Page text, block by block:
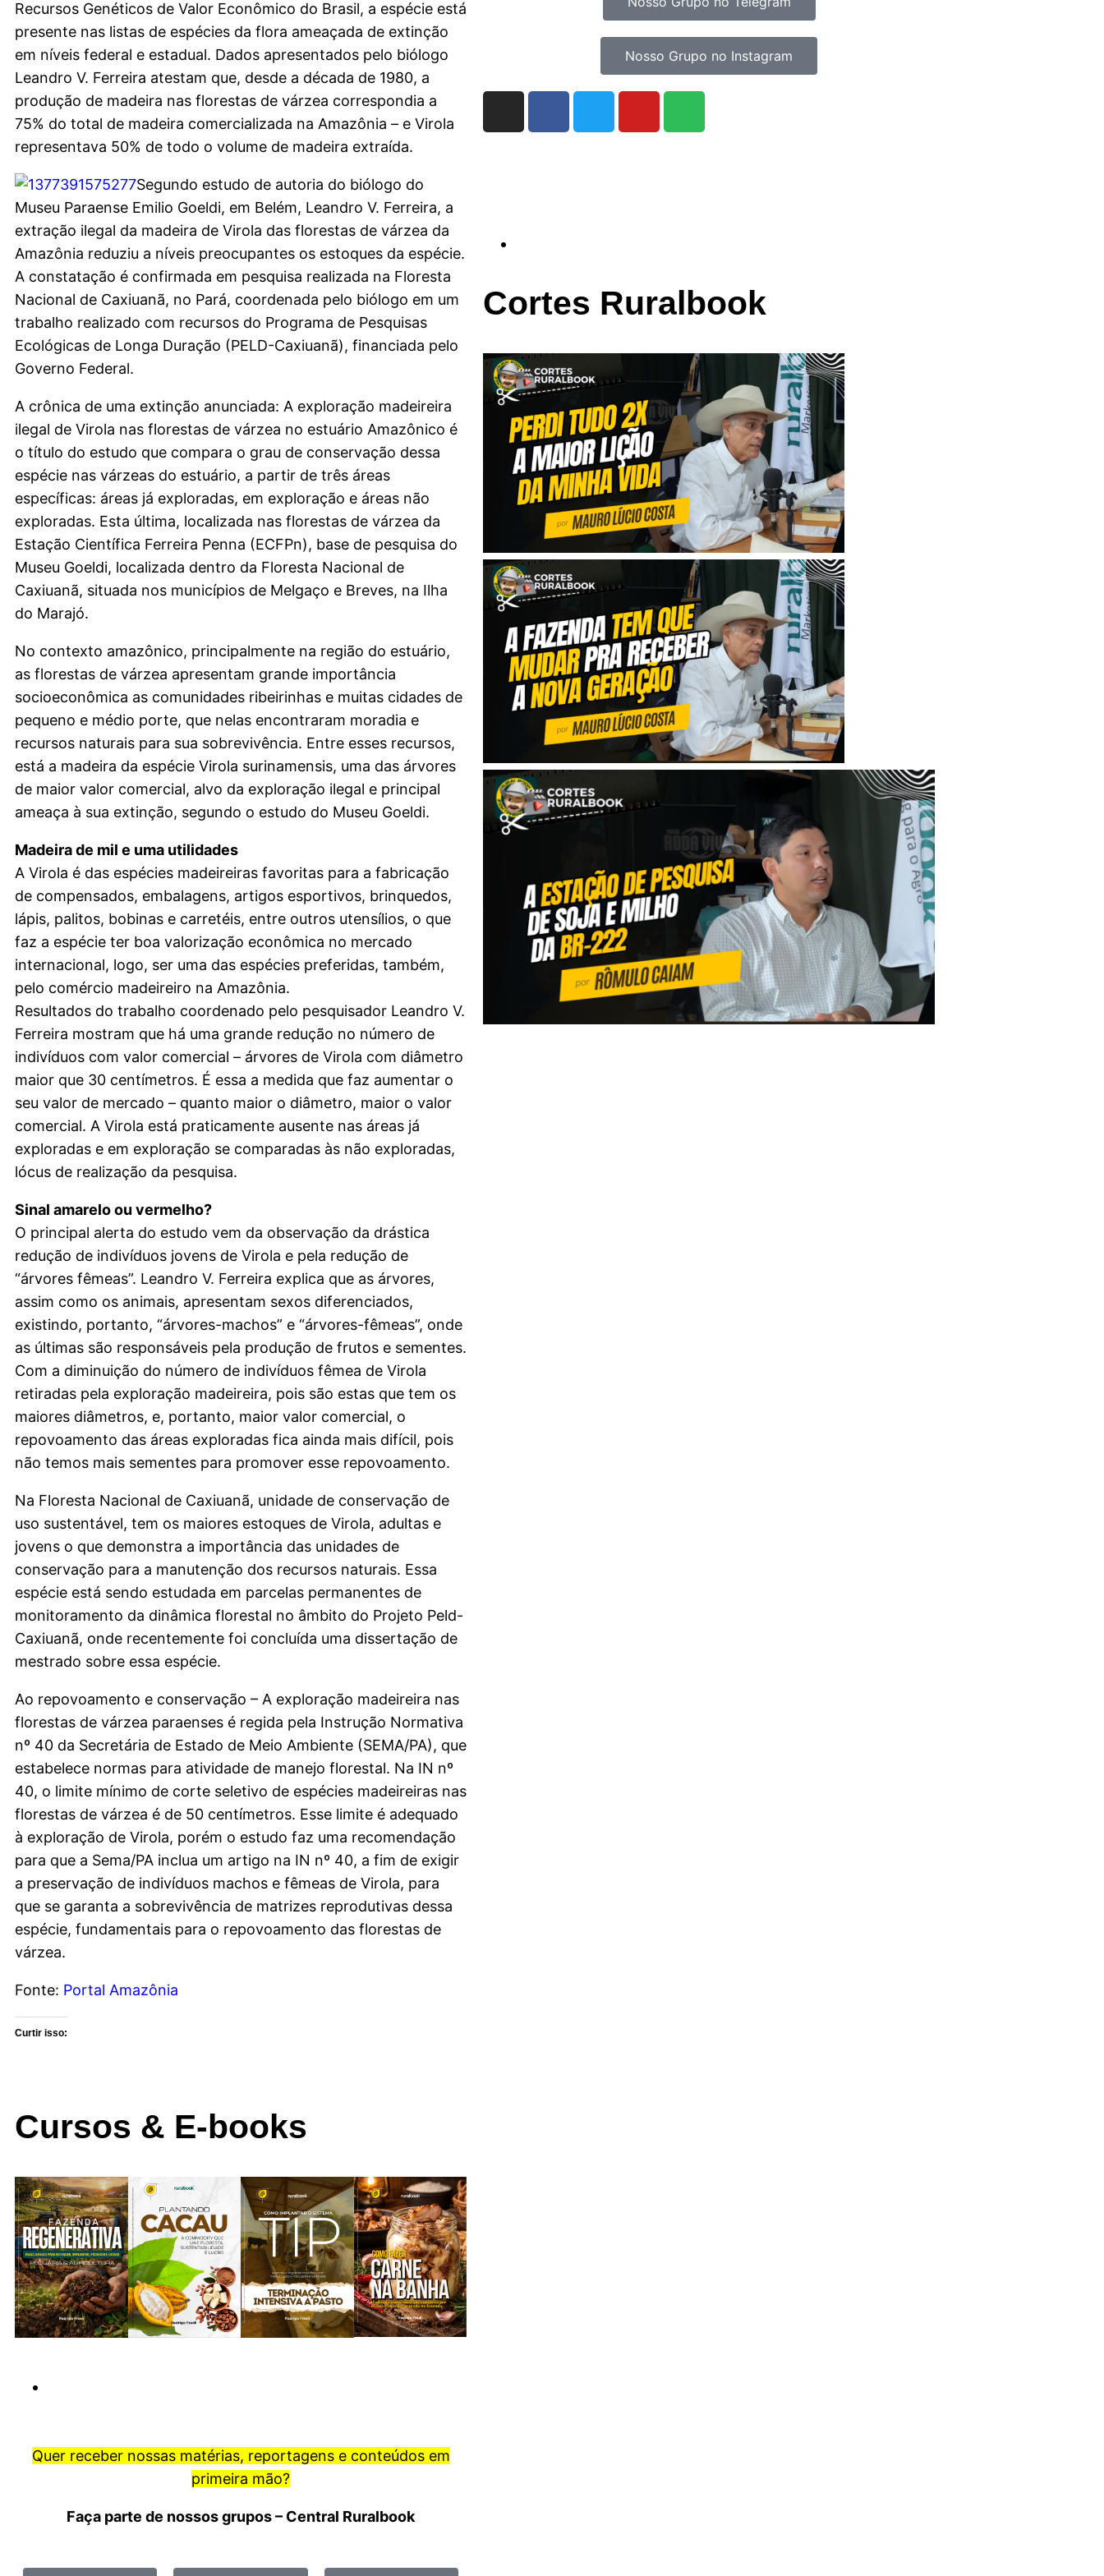
Recursos Genéticos de Valor Econômico do Brasil, a espécie está
presente nas listas de espécies da flora ameaçada de extinção
em níveis federal e estadual. Dados apresentados pelo biólogo
Leandro V. Ferreira atestam que, desde a década de 1980, a
produção de madeira nas florestas de várzea correspondia a
75% do total de madeira comercializada na Amazônia – e Virola
representava 50% de todo o volume de madeira extraída.
Segundo estudo de autoria do biólogo do
Museu Paraense Emilio Goeldi, em Belém, Leandro V. Ferreira, a
extração ilegal da madeira de Virola das florestas de várzea da
Amazônia reduziu a níveis preocupantes os estoques da espécie.
A constatação é confirmada em pesquisa realizada na Floresta
Nacional de Caxiuanã, no Pará, coordenada pelo biólogo em um
trabalho realizado com recursos do Programa de Pesquisas
Ecológicas de Longa Duração (PELD-Caxiuanã), financiada pelo
Governo Federal.
A crônica de uma extinção anunciada: A exploração madeireira
ilegal de Virola nas florestas de várzea no estuário Amazônico é
o título do estudo que compara o grau de conservação dessa
espécie nas várzeas do estuário, a partir de três áreas
específicas: áreas já exploradas, em exploração e áreas não
exploradas. Esta última, localizada nas florestas de várzea da
Estação Científica Ferreira Penna (ECFPn), base de pesquisa do
Museu Goeldi, localizada dentro da Floresta Nacional de
Caxiuanã, situada nos municípios de Melgaço e Breves, na Ilha
do Marajó.
No contexto amazônico, principalmente na região do estuário,
as florestas de várzea apresentam grande importância
socioeconômica as comunidades ribeirinhas e muitas cidades de
pequeno e médio porte, que nelas encontraram moradia e
recursos naturais para sua sobrevivência. Entre esses recursos,
está a madeira da espécie Virola surinamensis, uma das árvores
de maior valor comercial, alvo da exploração ilegal e principal
ameaça à sua extinção, segundo o estudo do Museu Goeldi.
Madeira de mil e uma utilidades
A Virola é das espécies madeireiras favoritas para a fabricação
de compensados, embalagens, artigos esportivos, brinquedos,
lápis, palitos, bobinas e carretéis, entre outros utensílios, o que
faz a espécie ter boa valorização econômica no mercado
internacional, logo, ser uma das espécies preferidas, também,
pelo comércio madeireiro na Amazônia.
Resultados do trabalho coordenado pelo pesquisador Leandro V.
Ferreira mostram que há uma grande redução no número de
indivíduos com valor comercial – árvores de Virola com diâmetro
maior que 30 centímetros. É essa a medida que faz aumentar o
seu valor de mercado – quanto maior o diâmetro, maior o valor
comercial. A Virola está praticamente ausente nas áreas já
exploradas e em exploração se comparadas às não exploradas,
lócus de realização da pesquisa.
Sinal amarelo ou vermelho?
O principal alerta do estudo vem da observação da drástica
redução de indivíduos jovens de Virola e pela redução de
“árvores fêmeas”. Leandro V. Ferreira explica que as árvores,
assim como os animais, apresentam sexos diferenciados,
existindo, portanto, “árvores-machos” e “árvores-fêmeas”, onde
as últimas são responsáveis pela produção de frutos e sementes.
Com a diminuição do número de indivíduos fêmea de Virola
retiradas pela exploração madeireira, pois são estas que tem os
maiores diâmetros, e, portanto, maior valor comercial, o
repovoamento das áreas exploradas fica ainda mais difícil, pois
não temos mais sementes para promover esse repovoamento.
Na Floresta Nacional de Caxiuanã, unidade de conservação de
uso sustentável, tem os maiores estoques de Virola, adultas e
jovens o que demonstra a importância das unidades de
conservação para a manutenção dos recursos naturais. Essa
espécie está sendo estudada em parcelas permanentes de
monitoramento da dinâmica florestal no âmbito do Projeto Peld-
Caxiuanã, onde recentemente foi concluída uma dissertação de
mestrado sobre essa espécie.
Ao repovoamento e conservação – A exploração madeireira nas
florestas de várzea paraenses é regida pela Instrução Normativa
nº 40 da Secretária de Estado de Meio Ambiente (SEMA/PA), que
estabelece normas para atividade de manejo florestal. Na IN nº
40, o limite mínimo de corte seletivo de espécies madeireiras nas
florestas de várzea é de 50 centímetros. Esse limite é adequado
à exploração de Virola, porém o estudo faz uma recomendação
para que a Sema/PA inclua um artigo na IN nº 40, a fim de exigir
a preservação de indivíduos machos e fêmeas de Virola, para
que se garanta a sobrevivência de matrizes reprodutivas dessa
espécie, fundamentais para o repovoamento das florestas de
várzea.
Fonte: Portal Amazônia
Curtir isso:
Cursos & E-books
Quer receber nossas matérias, reportagens e conteúdos em
primeira mão?
Faça parte de nossos grupos – Central Ruralbook
Nosso Grupo no Instagram
Cortes Ruralbook